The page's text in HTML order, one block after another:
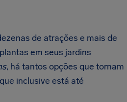
de atrações e mais de
em seus jardins
, há tantos opções que tornam
inclusive está até